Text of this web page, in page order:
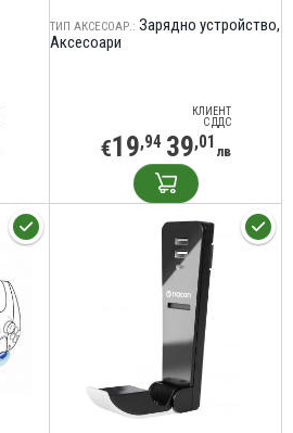
ТИП АКСЕСОАР.: Заряднo устройствo
Аксесоари
КЛИЕНТ
С ДДС
€19,94 39,01 лв